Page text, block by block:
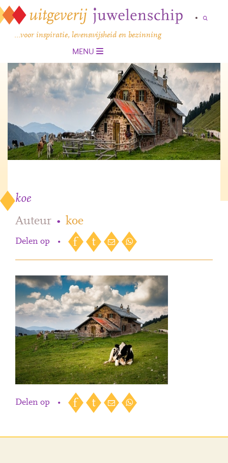
…voor inspiratie, levenswijsheid en bezinning
MENU
koe
Auteur • koe
Delen op •
Delen op •